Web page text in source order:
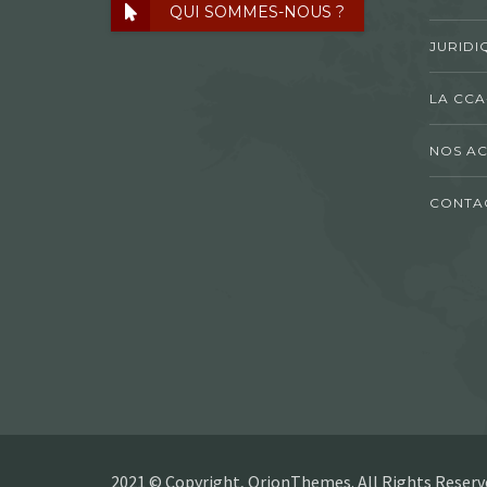
QUI SOMMES-NOUS ?
LA
NOS
2021 © Copyright, OrionThemes. All Rights